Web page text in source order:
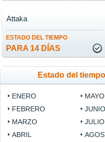
ESTADO DEL TIEMPO
PARA 14 DÍAS
Attaka
Estado del
ENERO
FEBRERO
MARZO
ABRIL
MAYO
JUNIO
JULIO